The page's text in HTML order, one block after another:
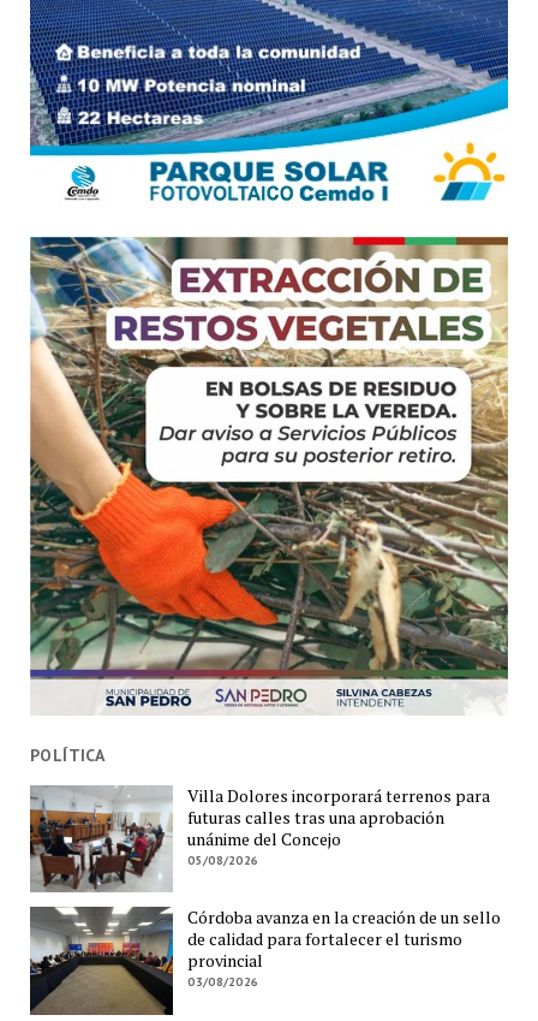
POLÍTICA
Villa Dolores incorporará terrenos para
futuras calles tras una aprobación
unánime del Concejo
05/08/2026
Córdoba avanza en la creación de un sello
de calidad para fortalecer el turismo
provincial
03/08/2026